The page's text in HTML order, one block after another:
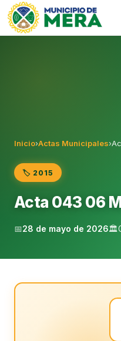
Gobierno Autónomo
Inicio›Actas Municipales›
🏷️ 2015
Acta 043 06
📅28 de mayo de 2026🏛️